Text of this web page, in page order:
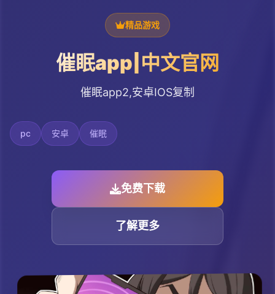
精品游戏
催眠app|中文官网
催眠app2,安卓IOS复制
pc 安卓 催眠
免费下载
了解更多